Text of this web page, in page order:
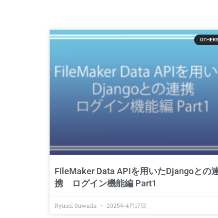
OTHERS
FileMaker Data APIを用いたDjangoとの
携 ログイン機能編 Part1
Ryusei Suwada 2025年4月17日